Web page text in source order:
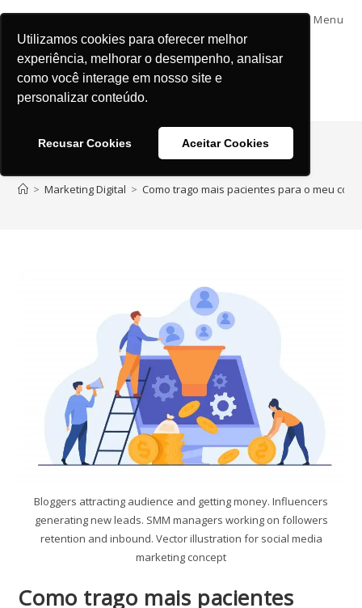
Utilizamos cookies para oferecer melhor
experiência, melhorar o desempenho, analisar
como você interage em nosso site e
personalizar conteúdo.
Recusar Cookies Aceitar Cookies
Menu
> Marketing Digital > Como trago mais pacientes para o meu
Bloggers attracting audience and getting money. Influencers
generating new leads. SMM managers working on followers
retention and inbound. Vector illustration for social media
marketing concept
Como trago mais pacientes